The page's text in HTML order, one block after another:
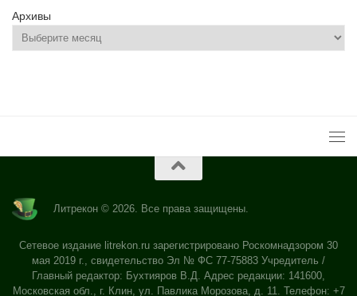
Архивы
Литрекон © 2026. Все права защищены.
Сетевое издание litrekon.ru зарегистрировано Роскомнадзором 30
мая 2019 г., свидетельство Эл № ФС 77-75883 Учредитель /
Главный редактор: Бухтияров В.Д. Адрес редакции: 141600,
Московская обл., г. Клин, ул. Павлика Морозова, д. 11. Телефон: +7